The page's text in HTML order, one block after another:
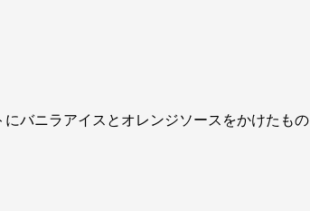
バニラアイスとオレンジソースをかけたもの